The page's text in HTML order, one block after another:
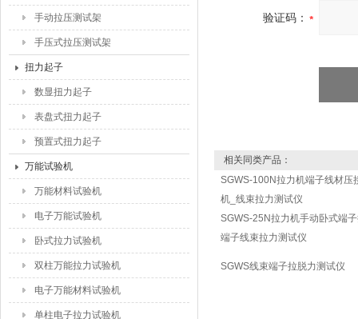
手动拉压测试架
手压式拉压测试架
扭力起子
数显扭力起子
表盘式扭力起子
预置式扭力起子
万能试验机
万能材料试验机
电子万能试验机
卧式拉力试验机
双柱万能拉力试验机
电子万能材料试验机
单柱电子拉力试验机
验证码：
相关同类产品：
SGWS-100N拉力机端子线材压
机_线束拉力测试仪
SGWS-25N拉力机手动卧式端
端子线束拉力测试仪
SGWS线束端子拉脱力测试仪